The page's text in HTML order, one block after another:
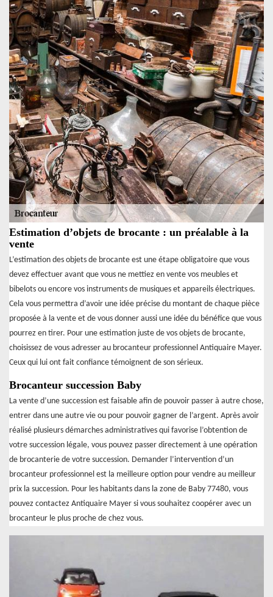
Estimation d’objets de brocante : un préalable à la
vente
L’estimation des objets de brocante est une étape obligatoire que vous
devez effectuer avant que vous ne mettiez en vente vos meubles et
bibelots ou encore vos instruments de musiques et appareils électriques.
Cela vous permettra d’avoir une idée précise du montant de chaque pièce
proposée à la vente et de vous donner aussi une idée du bénéfice que vous
pourrez en tirer. Pour une estimation juste de vos objets de brocante,
choisissez de vous adresser au brocanteur professionnel Antiquaire Mayer.
Ceux qui lui ont fait confiance témoignent de son sérieux.
Brocanteur succession Baby
La vente d’une succession est faisable afin de pouvoir passer à autre chose,
entrer dans une autre vie ou pour pouvoir gagner de l’argent. Après avoir
réalisé plusieurs démarches administratives qui favorise l’obtention de
votre succession légale, vous pouvez passer directement à une opération
de brocanterie de votre succession. Demander l’intervention d’un
brocanteur professionnel est la meilleure option pour vendre au meilleur
prix la succession. Pour les habitants dans la zone de Baby 77480, vous
pouvez contactez Antiquaire Mayer si vous souhaitez coopérer avec un
brocanteur le plus proche de chez vous.